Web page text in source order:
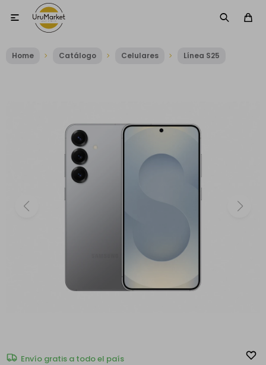

Home Catálogo Celulares Línea S25
Envío gratis a todo el país